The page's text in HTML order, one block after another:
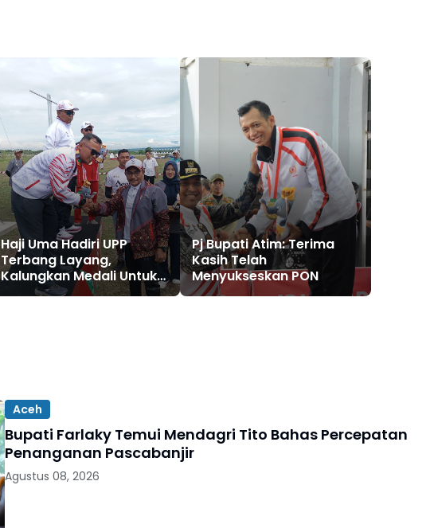
Haji Uma Hadiri UPP
Terbang Layang,
Kalungkan Medali Untuk
Pemenang
Pj Bupati Atim: Terima
Kasih Telah
Menyukseskan PON
Aceh
Bupati Farlaky Temui Mendagri Tito Bahas Percepatan
Penanganan Pascabanjir
Agustus 08, 2026